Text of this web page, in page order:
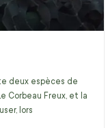
deux espèces de
Corbeau Freux, et la
lors